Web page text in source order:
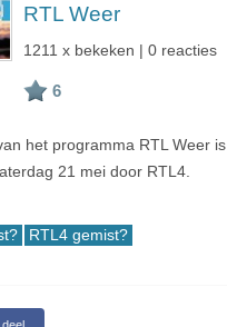
RTL Weer
1211 x bekeken | 0 reacties
het programma RTL Weer is
21 mei door RTL4.
RTL4 gemist?